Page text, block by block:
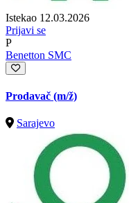
Istekao 12.03.2026
Prijavi se
P
Benetton SMC
Prodavač (m/ž)
Sarajevo